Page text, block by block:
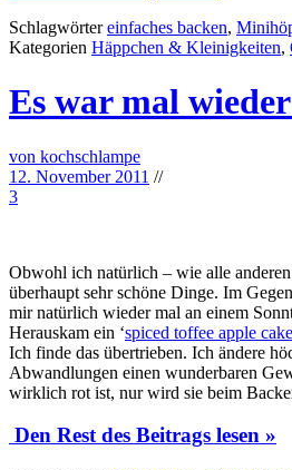
Schlagwörtereinfaches backen,
Kategorien Häppchen & Kleinigkeiten,
Es war mal
von kochschlampe
12. November 2011 //
3
Obwohl ich natürlich – wie alle
überhaupt sehr schöne Dinge. Im
mir natürlich wieder mal an einem
Herauskam ein ‘spiced toffee apple cake
Ich finde das übertrieben. Ich ändere
Abwandlungen einen wunderbaren
wirklich rot ist, nur wird sie beim
Den Rest des Beitrags lesen »